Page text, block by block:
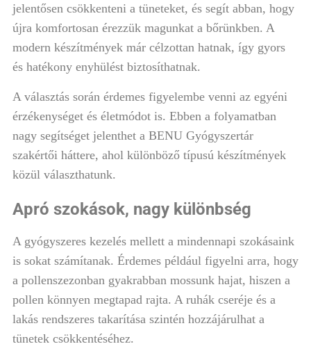
jelentősen csökkenteni a tüneteket, és segít abban, hogy
újra komfortosan érezzük magunkat a bőrünkben. A
modern készítmények már célzottan hatnak, így gyors
és hatékony enyhülést biztosíthatnak.
A választás során érdemes figyelembe venni az egyéni
érzékenységet és életmódot is. Ebben a folyamatban
nagy segítséget jelenthet a BENU Gyógyszertár
szakértői háttere, ahol különböző típusú készítmények
közül választhatunk.
Apró szokások, nagy különbség
A gyógyszeres kezelés mellett a mindennapi szokásaink
is sokat számítanak. Érdemes például figyelni arra, hogy
a pollenszezonban gyakrabban mossunk hajat, hiszen a
pollen könnyen megtapad rajta. A ruhák cseréje és a
lakás rendszeres takarítása szintén hozzájárulhat a
tünetek csökkentéséhez.